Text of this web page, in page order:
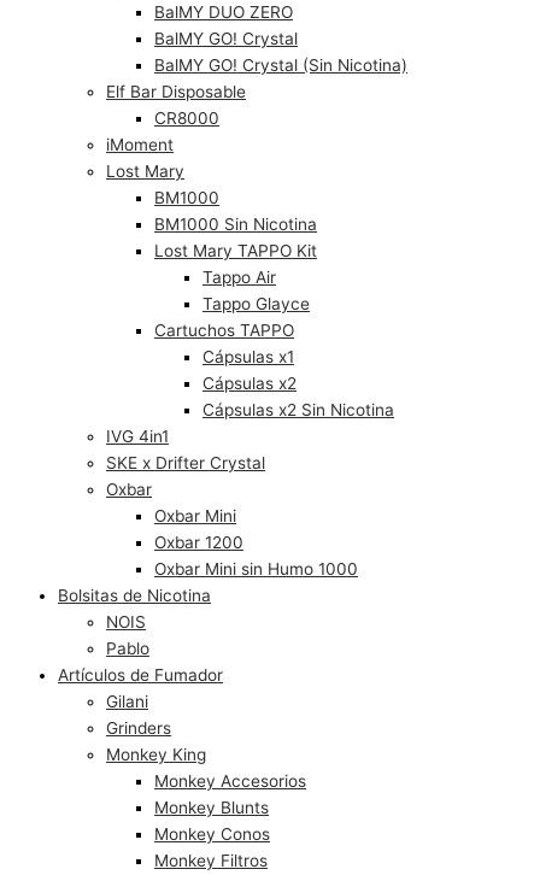
BalMY DUO ZERO
BalMY GO! Crystal
BalMY GO! Crystal (Sin Nicotina)
Elf Bar Disposable
CR8000
iMoment
Lost Mary
BM1000
BM1000 Sin Nicotina
Lost Mary TAPPO Kit
Tappo Air
Tappo Glayce
Cartuchos TAPPO
Cápsulas x1
Cápsulas x2
Cápsulas x2 Sin Nicotina
IVG 4in1
SKE x Drifter Crystal
Oxbar
Oxbar Mini
Oxbar 1200
Oxbar Mini sin Humo 1000
Bolsitas de Nicotina
NOIS
Pablo
Artículos de Fumador
Gilani
Grinders
Monkey King
Monkey Accesorios
Monkey Blunts
Monkey Conos
Monkey Filtros